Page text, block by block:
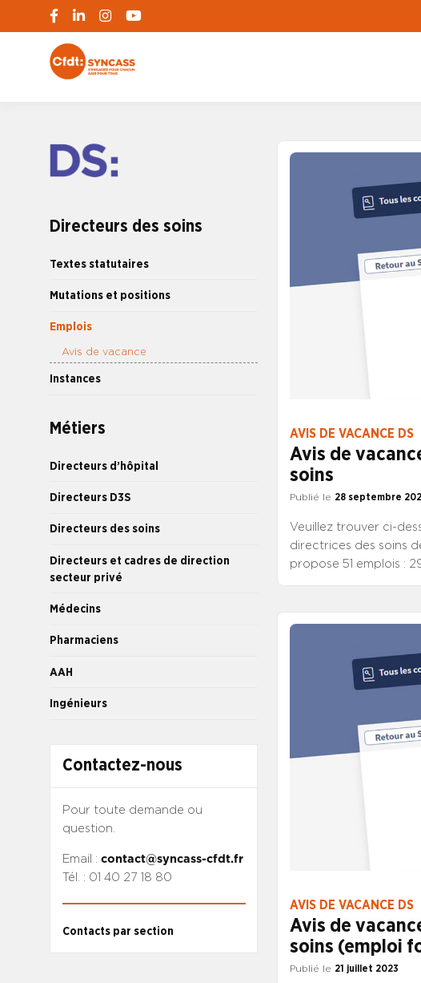
Directeurs des soins
Textes statutaires
Mutations et positions
Emplois
Avis de vacance
Instances
Métiers
Directeurs d’hôpital
Directeurs D3S
Directeurs des soins
Directeurs et cadres de direction
secteur privé
Médecins
Pharmaciens
AAH
Ingénieurs
Contactez-nous
Pour toute demande ou
question.
Email : contact@syncass-cfdt.fr
Tél. : 01 40 27 18 80
Contacts par section
AVIS DE VACANCE DS
Avis de
soins
Publié le 28 septembre
Veuillez trouver ci-
directrices des soins
propose 51 emplois :
AVIS DE VACANCE DS
Avis de
soins (emploi
Publié le 21 juillet 2023